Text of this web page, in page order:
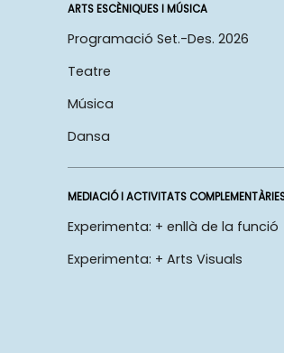
ARTS ESCÈNIQUES I MÚSICA
Programació Set.-Des. 2026
Teatre
Música
Dansa
MEDIACIÓ I ACTIVITATS
Experimenta: + enllà de la funció
Experimenta: + Arts Visuals